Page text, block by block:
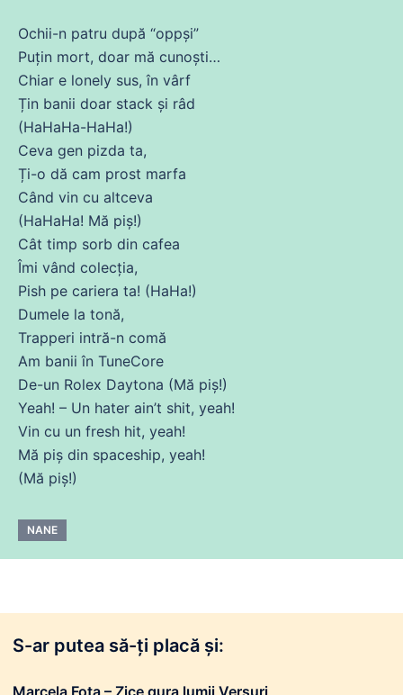
Ochii-n patru după “oppși”
Puțin mort, doar mă cunoști…
Chiar e lonely sus, în vârf
Țin banii doar stack și râd
(HaHaHa-HaHa!)
Ceva gen pizda ta,
Ți-o dă cam prost marfa
Când vin cu altceva
(HaHaHa! Mă piș!)
Cât timp sorb din cafea
Îmi vând colecția,
Pish pe cariera ta! (HaHa!)
Dumele la tonă,
Trapperi intră-n comă
Am banii în TuneCore
De-un Rolex Daytona (Mă piș!)
Yeah! – Un hater ain’t shit, yeah!
Vin cu un fresh hit, yeah!
Mă piș din spaceship, yeah!
(Mă piș!)
NANE
S-ar putea să-ți placă și: